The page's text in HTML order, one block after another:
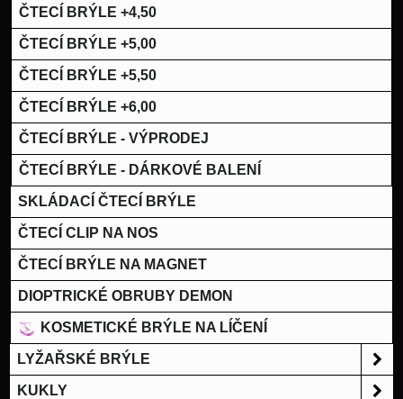
ČTECÍ BRÝLE +4,50
ČTECÍ BRÝLE +5,00
ČTECÍ BRÝLE +5,50
ČTECÍ BRÝLE +6,00
ČTECÍ BRÝLE - VÝPRODEJ
ČTECÍ BRÝLE - DÁRKOVÉ BALENÍ
SKLÁDACÍ ČTECÍ BRÝLE
ČTECÍ CLIP NA NOS
ČTECÍ BRÝLE NA MAGNET
DIOPTRICKÉ OBRUBY DEMON
KOSMETICKÉ BRÝLE NA LÍČENÍ
LYŽAŘSKÉ BRÝLE
KUKLY